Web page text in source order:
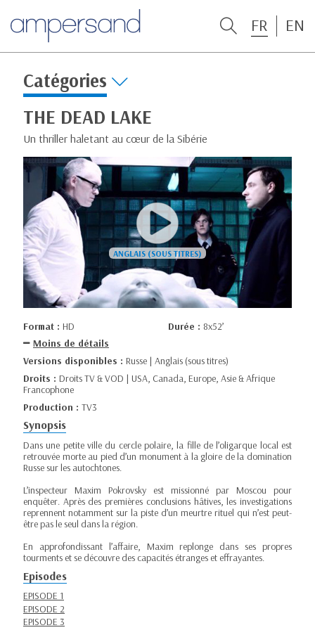
FR EN
Catégories
THE DEAD LAKE
Un thriller haletant au cœur de la Sibérie
Format : HD Durée : 8x52’
Moins de détails
Versions disponibles : Russe | Anglais (sous titres)
Droits : Droits TV & VOD | USA, Canada, Europe, Asie & Afrique
Francophone
Production : TV3
Synopsis
Dans une petite ville du cercle polaire, la fille de l’oligarque local est
retrouvée morte au pied d’un monument à la gloire de la domination
Russe sur les autochtones.
L’inspecteur Maxim Pokrovsky est missionné par Moscou pour
enquêter. Après des premières conclusions hâtives, les investigations
reprennent notamment sur la piste d’un meurtre rituel qui n’est peut-
être pas le seul dans la région.
En approfondissant l’affaire, Maxim replonge dans ses propres
tourments et se découvre des capacités étranges et effrayantes.
Episodes
EPISODE 1
EPISODE 2
EPISODE 3